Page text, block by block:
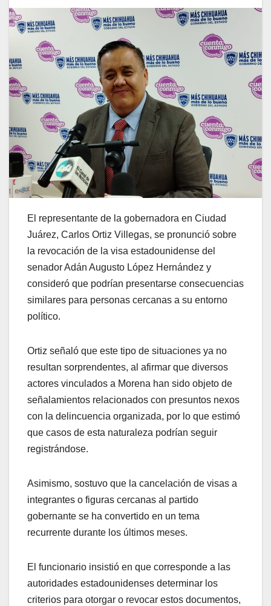
El representante de la gobernadora en Ciudad
Juárez, Carlos Ortiz Villegas, se pronunció sobre
la revocación de la visa estadounidense del
senador Adán Augusto López Hernández y
consideró que podrían presentarse consecuencias
similares para personas cercanas a su entorno
político.
Ortiz señaló que este tipo de situaciones ya no
resultan sorprendentes, al afirmar que diversos
actores vinculados a Morena han sido objeto de
señalamientos relacionados con presuntos nexos
con la delincuencia organizada, por lo que estimó
que casos de esta naturaleza podrían seguir
registrándose.
Asimismo, sostuvo que la cancelación de visas a
integrantes o figuras cercanas al partido
gobernante se ha convertido en un tema
recurrente durante los últimos meses.
El funcionario insistió en que corresponde a las
autoridades estadounidenses determinar los
criterios para otorgar o revocar estos documentos,